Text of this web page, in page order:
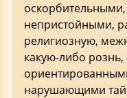
непристойными,
религиозную,
какую-либо рознь,
нарушающими